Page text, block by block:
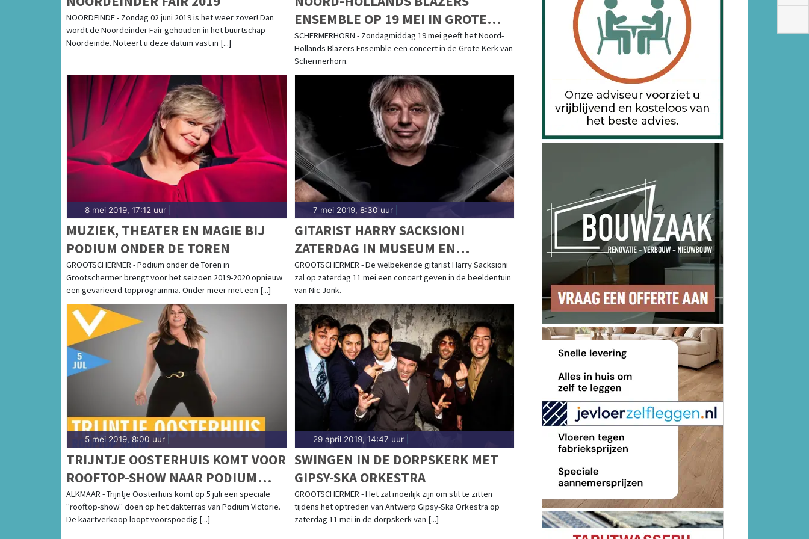
NOORDEINDE - Zondag 02 juni 2019 is het weer zover! Dan
wordt de Noordeinder Fair gehouden in het buurtschap
Noordeinde. Noteert u deze datum vast in [...]
ENSEMBLE OP 19 MEI IN GROTE
KERK SCHERMERHORN
SCHERMERHORN - Zondagmiddag 19 mei geeft het Noord-
Hollands Blazers Ensemble een concert in de Grote Kerk van
Schermerhorn.
8 mei 2019, 17:12 uur
MUZIEK, THEATER EN MAGIE BIJ
PODIUM ONDER DE TOREN
GROOTSCHERMER - Podium onder de Toren in
Grootschermer brengt voor het seizoen 2019-2020 opnieuw
een gevarieerd topprogramma. Onder meer met een [...]
7 mei 2019, 8:30 uur|
GITARIST HARRY SACKSIONI
ZATERDAG IN MUSEUM EN
BEELDENTUIN NIC JONK
GROOTSCHERMER - De welbekende gitarist Harry Sacksioni
zal op zaterdag 11 mei een concert geven in de beeldentuin
van Nic Jonk.
5 mei 2019, 8:00 uur
TRIJNTJE OOSTERHUIS KOMT VOOR
ROOFTOP-SHOW NAAR PODIUM
VICTORIE
ALKMAAR - Trijntje Oosterhuis komt op 5 juli een speciale
"rooftop-show" doen op het dakterras van Podium Victorie.
De kaartverkoop loopt voorspoedig [...]
29 april 2019, 14:47 uur|
SWINGEN IN DE DORPSKERK MET
GIPSY-SKA ORKESTRA
GROOTSCHERMER - Het zal moeilijk zijn om stil te zitten
tijdens het optreden van Antwerp Gipsy-Ska Orkestra op
zaterdag 11 mei in de dorpskerk van [...]